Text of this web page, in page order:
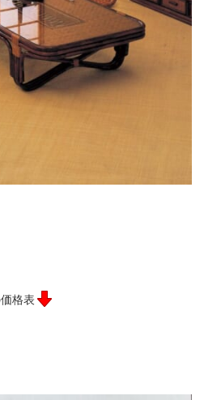
格表